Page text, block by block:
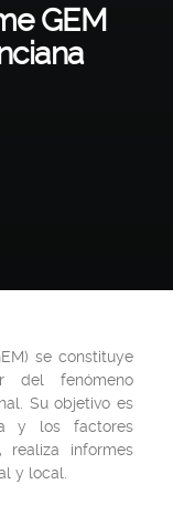
GEM
se constituye
del fenómeno
Su objetivo es
y los factores
realiza informes
y local.